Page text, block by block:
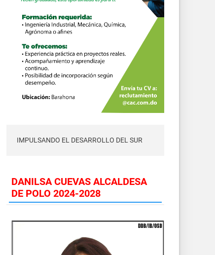
IMPULSANDO EL DESARROLLO DEL SUR
DANILSA CUEVAS ALCALDESA
DE POLO 2024-2028